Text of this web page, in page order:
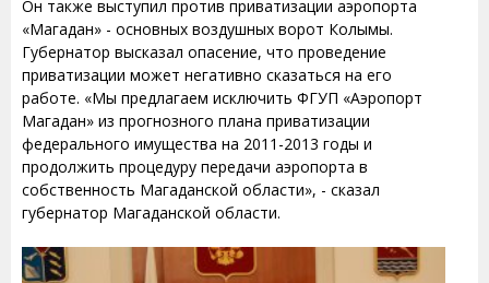
Он также выступил против приватизации аэропорта
«Магадан» - основных воздушных ворот Колымы.
Губернатор высказал опасение, что проведение
приватизации может негативно сказаться на его
работе. «Мы предлагаем исключить ФГУП «Аэропорт
Магадан» из прогнозного плана приватизации
федерального имущества на 2011-2013 годы и
продолжить процедуру передачи аэропорта в
собственность Магаданской области», - сказал
губернатор Магаданской области.